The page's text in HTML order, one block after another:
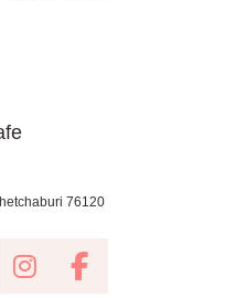
76120